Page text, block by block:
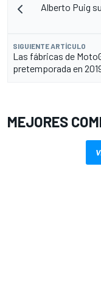
Alberto Puig
SIGUIENTE ARTÍCULO
Las fábricas de
pretemporada en
MEJORES